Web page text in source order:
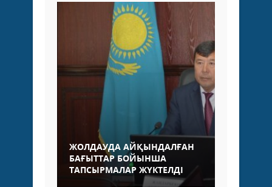
ЖОЛДАУДА АЙҚЫНДАЛҒАН
БАҒЫТТАР БОЙЫНША
ТАПСЫРМАЛАР ЖҮКТЕЛДІ